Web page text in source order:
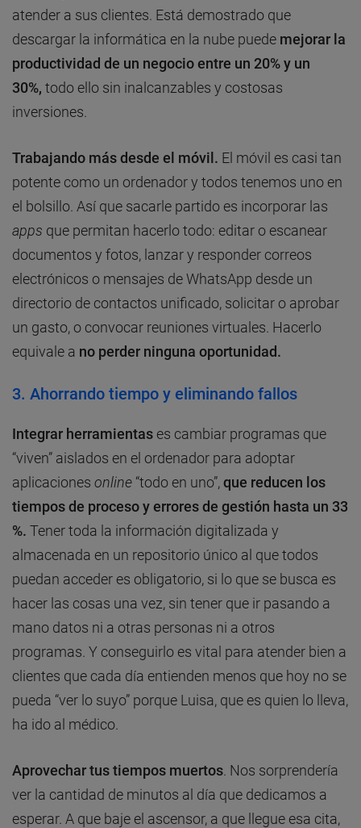
atender a sus clientes. Está demostrado que
descargar la informática en la nube puede mejorar la
productividad de un negocio entre un 20% y un
30%, todo ello sin inalcanzables y costosas
inversiones.
Trabajando más desde el móvil. El móvil es casi tan
potente como un ordenador y todos tenemos uno en
el bolsillo. Así que sacarle partido es incorporar las
apps que permitan hacerlo todo: editar o escanear
documentos y fotos, lanzar y responder correos
electrónicos o mensajes de WhatsApp desde un
directorio de contactos unificado, solicitar o aprobar
un gasto, o convocar reuniones virtuales. Hacerlo
equivale a no perder ninguna oportunidad.
3. Ahorrando tiempo y eliminando fallos
Integrar herramientas es cambiar programas que
“viven” aislados en el ordenador para adoptar
aplicaciones online “todo en uno”,que reducen los
tiempos de proceso y errores de gestión hasta un 33
%. Tener toda la información digitalizada y
almacenada en un repositorio único al que todos
puedan acceder es obligatorio, si lo que se busca es
hacer las cosas una vez, sin tener que ir pasando a
mano datos ni a otras personas ni a otros
programas. Y conseguirlo es vital para atender bien a
clientes que cada día entienden menos que hoy no se
pueda “ver lo suyo” porque Luisa, que es quien lo lleva,
ha ido al médico.
Aprovechar tus tiempos muertos . Nos sorprendería
ver la cantidad de minutos al día que dedicamos a
esperar. A que baje el ascensor, a que llegue esa cita,